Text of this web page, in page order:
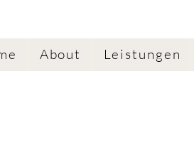
About Leistungen